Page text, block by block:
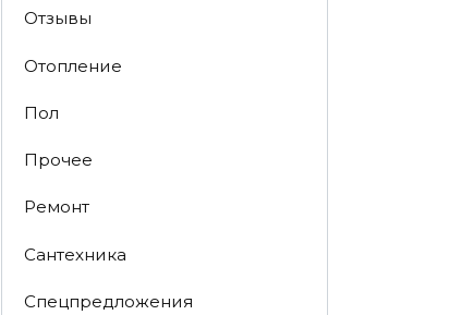
Отзывы
Отопление
Пол
Прочее
Ремонт
Сантехника
Спецпредложения